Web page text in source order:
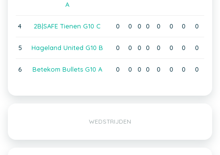
A
4 2B|SAFE Tienen G10 C 0 0 0 0 0 0 0 0
5 Hageland United G10 B 0 0 0 0 0 0 0 0
6 Betekom Bullets G10 A 0 0 0 0 0 0 0 0
WEDSTRIJDEN